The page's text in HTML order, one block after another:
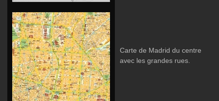
Carte de Madrid du centre
avec les grandes rues.